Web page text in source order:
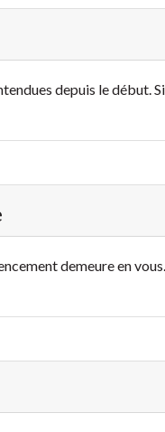
depuis le début.
demeure en